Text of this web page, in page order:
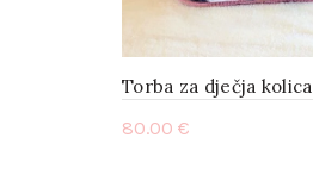
Torba za dječja kolica
80.00 €